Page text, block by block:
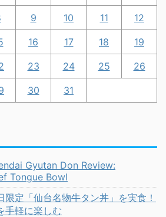
9 10 11 12
16 17 18 19
23 24 25 26
30
31
Gyutan Don Review:
Tongue Bowl
限定「仙台名物牛タン丼」を実食！
手軽に楽しむ